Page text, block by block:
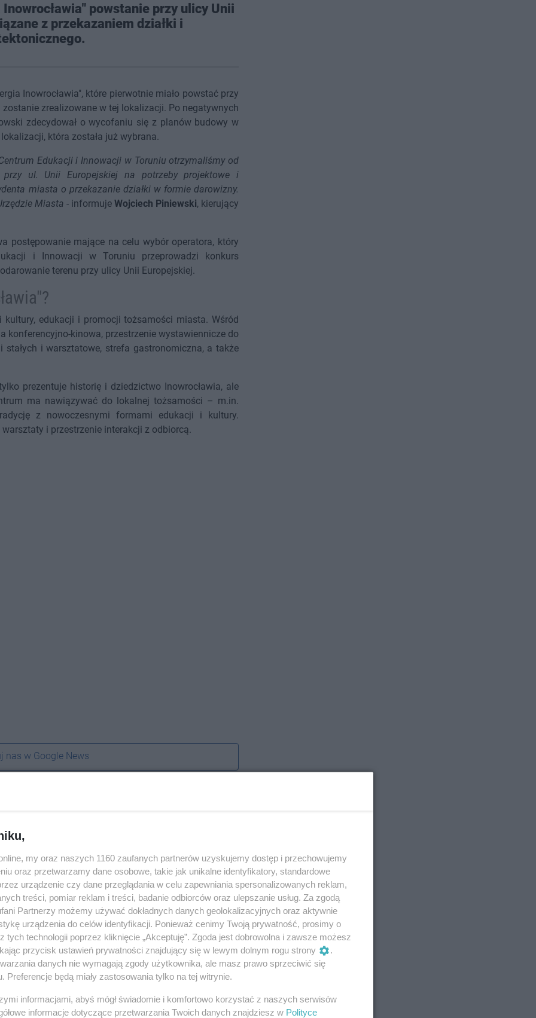
powstanie przy ulicy Unii
z przekazaniem działki i
Inowrocławia", które pierwotnie miało powstać przy
zrealizowane w tej lokalizacji. Po negatywnych
zdecydował o wycofaniu się z planów budowy w
która została już wybrana.
Edukacji i Innowacji w Toruniu otrzymaliśmy od
ul. Unii Europejskiej na potrzeby projektowe i
miasta o przekazanie działki w formie darowizny.
Miasta - informuje Wojciech Piniewski, kierujący
postępowanie mające na celu wybór operatora, który
i Innowacji w Toruniu przeprowadzi konkurs
terenu przy ulicy Unii Europejskiej.
kultury, edukacji i promocji tożsamości miasta. Wśród
kinowa, przestrzenie wystawiennicze do
i warsztatowe, strefa gastronomiczna, a także
prezentuje historię i dziedzictwo Inowrocławia, ale
ma nawiązywać do lokalnej tożsamości – m.in.
z nowoczesnymi formami edukacji i kultury.
i przestrzenie interakcji z odbiorcą.
nas w Google News
my oraz naszych 1160 zaufanych partnerów uzyskujemy dostęp i przechowujemy
oraz przetwarzamy dane osobowe, takie jak unikalne identyfikatory, standardowe
urządzenie czy dane przeglądania w celu zapewniania spersonalizowanych reklam,
treści, pomiar reklam i treści, badanie odbiorców oraz ulepszanie usług. Za zgodą
Partnerzy możemy używać dokładnych danych geolokalizacyjnych oraz aktywnie
urządzenia do celów identyfikacji. Ponieważ cenimy Twoją prywatność, prosimy o
tych technologii poprzez kliknięcie „Akceptuję”. Zgoda jest dobrowolna i zawsze możesz
przycisk ustawień prywatności znajdujący się w lewym dolnym rogu strony
.
danych nie wymagają zgody użytkownika, ale masz prawo sprzeciwić się
Preferencje będą miały zastosowania tylko na tej witrynie.
informacjami, abyś mógł świadomie i komfortowo korzystać z naszych serwisów
informacje dotyczące przetwarzania Twoich danych znajdziesz w Polityce